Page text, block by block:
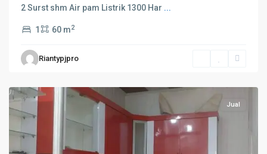
2 Surst shm Air pam Listrik 1300 Har ...
1 60 m2
Riantypjpro
Jual